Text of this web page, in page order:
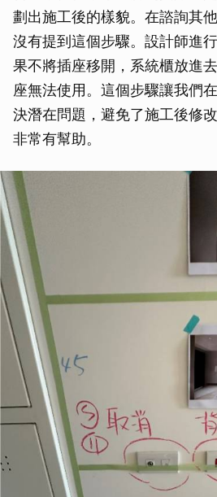
劃出施工後的樣貌。在諮詢其
沒有提到這個步驟。設計師進
果不將插座移開，系統櫃放進
座無法使用。這個步驟讓我們
決潛在問題，避免了施工後修
非常有幫助。